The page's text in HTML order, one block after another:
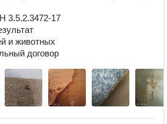
3.5.2.3472-17
и животных
договор